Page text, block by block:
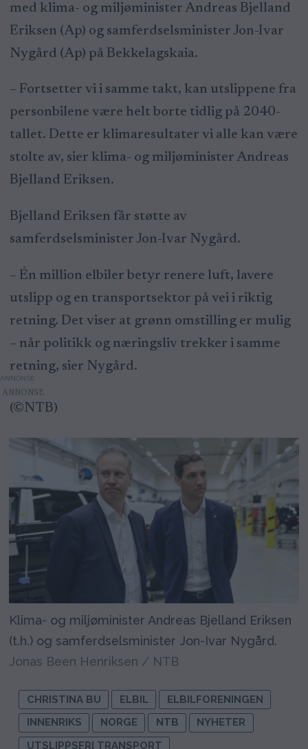
med klima- og miljøminister Andreas Bjelland
Eriksen (Ap) og samferdselsminister Jon-Ivar
Nygård (Ap) på Bekkelagskaia.
– Fortsetter vi i samme takt, kan utslippene fra
personbilene være helt borte tidlig på 2040-
tallet. Dette er klimaresultater vi alle kan være
stolte av, sier klima- og miljøminister Andreas
Bjelland Eriksen.
Bjelland Eriksen får støtte av
samferdselsminister Jon-Ivar Nygård.
– Én million elbiler betyr renere luft, lavere
utslipp og en transportsektor på vei i riktig
retning. Det viser at grønn omstilling er mulig
– når politikk og næringsliv trekker i samme
retning, sier Nygård.
ANNONSE
(©NTB)
Klima- og miljøminister Andreas Bjelland Eriksen
(t.h.) og samferdselsminister Jon-Ivar Nygård.
Jonas Been Henriksen / NTB
CHRISTINA BU ELBIL
ELBILFORENINGEN
INNENRIKS
NORGE NTB
NYHETER
UTSLIPPSFRI TRANSPORT